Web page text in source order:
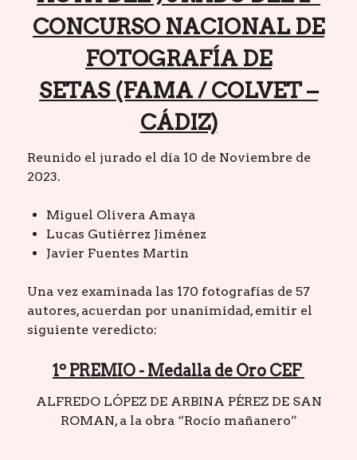
CONCURSO NACIONAL DE
FOTOGRAFÍA DE
SETAS (FAMA / COLVET –
CÁDIZ)
Reunido el jurado el día 10 de Noviembre de
2023.
Miguel Olivera Amaya
Lucas Gutiérrez Jiménez
Javier Fuentes Martin
Una vez examinada las 170 fotografías de 57
autores, acuerdan por unanimidad, emitir el
siguiente veredicto:
1º PREMIO - Medalla de Oro CEF
ALFREDO LÓPEZ DE ARBINA PÉREZ DE SAN
ROMAN, a la obra “Rocío mañanero”